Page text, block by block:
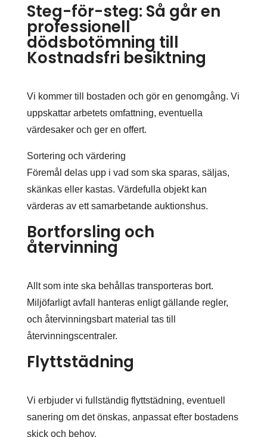
Steg-för-steg: Så går en
professionell
dödsbotömning till
Kostnadsfri besiktning
Vi kommer till bostaden och gör en genomgång. Vi
uppskattar arbetets omfattning, eventuella
värdesaker och ger en offert.
Sortering och värdering
Föremål delas upp i vad som ska sparas, säljas,
skänkas eller kastas. Värdefulla objekt kan
värderas av ett samarbetande auktionshus.
Bortforsling och
återvinning
Allt som inte ska behållas transporteras bort.
Miljöfarligt avfall hanteras enligt gällande regler,
och återvinningsbart material tas till
återvinningscentraler.
Flyttstädning
Vi erbjuder vi fullständig flyttstädning, eventuell
sanering om det önskas, anpassat efter bostadens
skick och behov.